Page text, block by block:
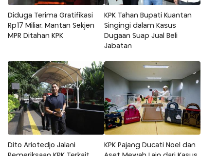
Diduga Terima Gratifikasi
Rp17 Miliar, Mantan Sekjen
MPR Ditahan KPK
KPK Tahan Bupati Kuantan
Singingi dalam Kasus
Dugaan Suap Jual Beli
Jabatan
Dito Ariotedjo Jalani
KPK Pajang Ducati Noel dan